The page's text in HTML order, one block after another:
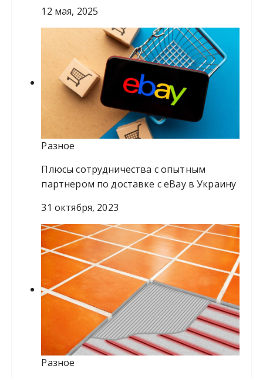
12 мая, 2025
Разное
Плюсы сотрудничества с опытным
партнером по доставке с eBay в Украину
31 октября, 2023
Разное